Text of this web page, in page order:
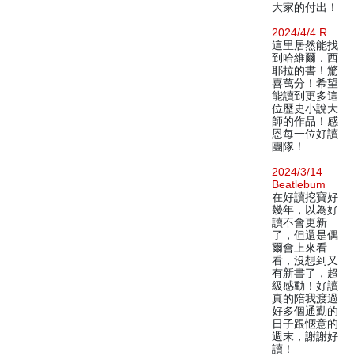
大家的付出！
2024/4/4 R
這里居然能找
到哈維爾．西
耶拉的書！驚
喜萬分！希望
能讀到更多這
位歷史小說大
師的作品！感
恩每一位好讀
團隊！
2024/3/14
Beatlebum
在好讀挖寶好
幾年，以為好
讀不會更新
了，但還是偶
爾會上來看
看，沒想到又
有新書了，超
級感動！好讀
真的陪我渡過
好多個通勤的
日子跟愜意的
週末，謝謝好
讀！